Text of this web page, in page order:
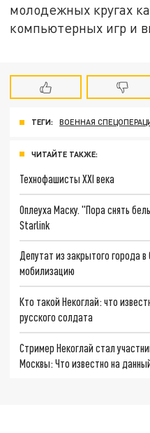
молодежных кругах
компьютерных игр и
ТЕГИ: ВОЕННАЯ
ЧИТАЙТЕ ТАКЖЕ:
Технофашисты XXI века
Оплеуха Маску. "Пора снять
Starlink
Депутат из закрытого города
мобилизацию
Кто такой Некоглай: что
русского солдата
Стример Некоглай стал
Москвы: Что известно на